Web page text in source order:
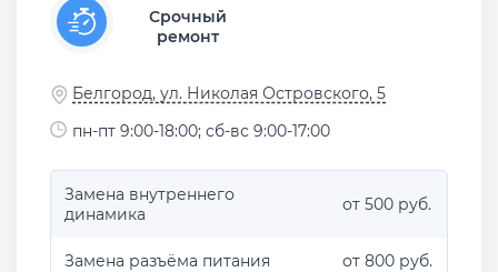
Срочный
ремонт
Белгород, ул. Николая Островского, 5
пн-пт 9:00-18:00; сб-вс 9:00-17:00
Замена внутреннего
динамика
от 500 руб.
Замена разъёма питания от 800 руб.